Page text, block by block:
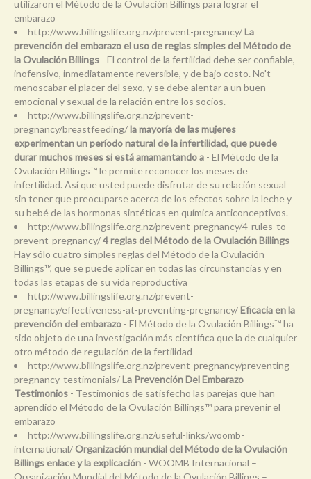
utilizaron el Método de la Ovulación Billings para lograr el
embarazo
http://www.billingslife.org.nz/prevent-pregnancy/La
prevención del embarazo el uso de reglas simples del Método de
la Ovulación Billings - El control de la fertilidad debe ser confiable,
inofensivo, inmediatamente reversible, y de bajo costo. No't
menoscabar el placer del sexo, y se debe alentar a un buen
emocional y sexual de la relación entre los socios.
http://www.billingslife.org.nz/prevent-
pregnancy/breastfeeding/la mayoría de las mujeres
experimentan un período natural de la infertilidad, que puede
durar muchos meses si está amamantando a - El Método de la
Ovulación Billings™ le permite reconocer los meses de
infertilidad. Así que usted puede disfrutar de su relación sexual
sin tener que preocuparse acerca de los efectos sobre la leche y
su bebé de las hormonas sintéticas en química anticonceptivos.
http://www.billingslife.org.nz/prevent-pregnancy/4-rules-to-
prevent-pregnancy/4 reglas del Método de la Ovulación Billings -
Hay sólo cuatro simples reglas del Método de la Ovulación
Billings™, que se puede aplicar en todas las circunstancias y en
todas las etapas de su vida reproductiva
http://www.billingslife.org.nz/prevent-
pregnancy/effectiveness-at-preventing-pregnancy/Eficacia en la
prevención del embarazo - El Método de la Ovulación Billings™ ha
sido objeto de una investigación más científica que la de cualquier
otro método de regulación de la fertilidad
http://www.billingslife.org.nz/prevent-pregnancy/preventing-
pregnancy-testimonials/La Prevención Del Embarazo
Testimonios - Testimonios de satisfecho las parejas que han
aprendido el Método de la Ovulación Billings™ para prevenir el
embarazo
http://www.billingslife.org.nz/useful-links/woomb-
international/Organización mundial del Método de la Ovulación
Billings enlace y la explicación - WOOMB Internacional –
Organización Mundial del Método de la Ovulación Billings –